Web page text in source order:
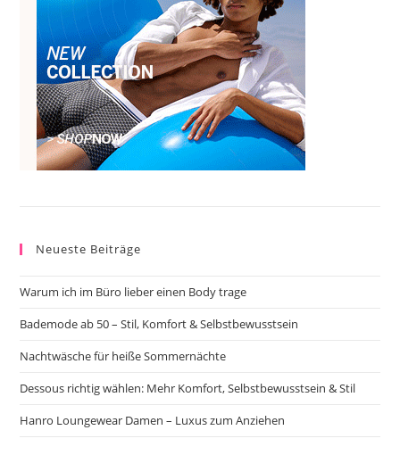
Neueste Beiträge
Warum ich im Büro lieber einen Body trage
Bademode ab 50 – Stil, Komfort & Selbstbewusstsein
Nachtwäsche für heiße Sommernächte
Dessous richtig wählen: Mehr Komfort, Selbstbewusstsein & Stil
Hanro Loungewear Damen – Luxus zum Anziehen